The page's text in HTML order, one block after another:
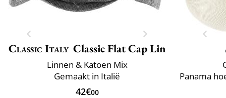
Classic Italy Classic Flat Cap Lin
Linnen & Katoen Mix
Gemaakt in Italië
42€00